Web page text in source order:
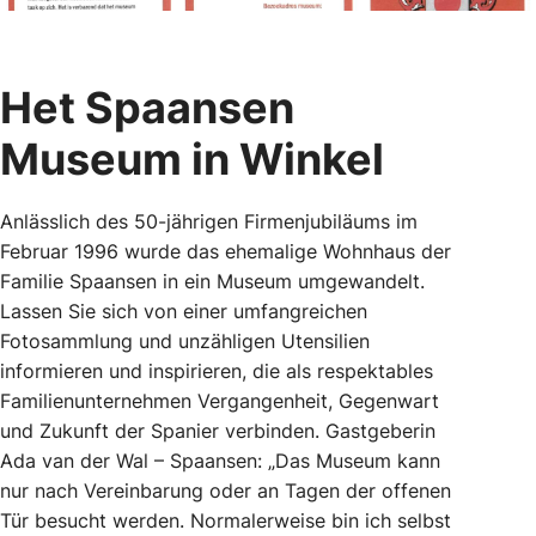
Het Spaansen
Museum in Winkel
Anlässlich des 50-jährigen Firmenjubiläums im
Februar 1996 wurde das ehemalige Wohnhaus der
Familie Spaansen in ein Museum umgewandelt.
Lassen Sie sich von einer umfangreichen
Fotosammlung und unzähligen Utensilien
informieren und inspirieren, die als respektables
Familienunternehmen Vergangenheit, Gegenwart
und Zukunft der Spanier verbinden. Gastgeberin
Ada van der Wal – Spaansen: „Das Museum kann
nur nach Vereinbarung oder an Tagen der offenen
Tür besucht werden. Normalerweise bin ich selbst